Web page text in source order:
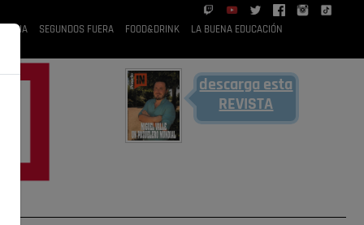
RUBIA SEGUNDOS FUERA FOOD&DRINK
LA BUENA EDUCACIÓN
descarga esta
REVISTA